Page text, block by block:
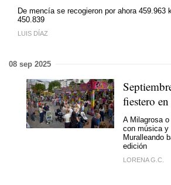
De mencía se recogieron por ahora 459.963
450.839
LUIS DÍAZ
08 sep 2025
fiestero
A Milagrosa
con música y
Muralleando
edición
LORENA G.C.